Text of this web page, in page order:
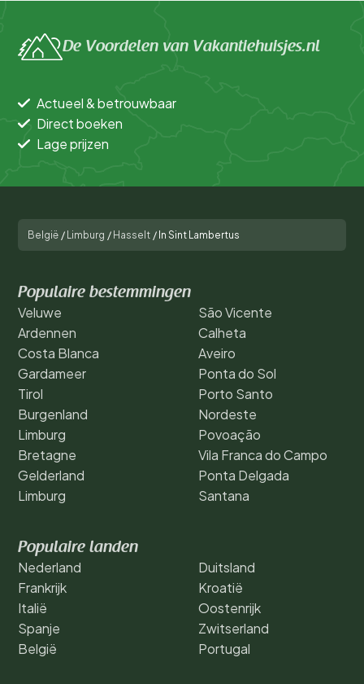
De Voordelen van Vakantiehuisjes.nl
Actueel & betrouwbaar
Direct boeken
Lage prijzen
België / Limburg / Hasselt / In Sint Lambertus
Populaire bestemmingen
Veluwe
Ardennen
Costa Blanca
Gardameer
Tirol
Burgenland
Limburg
Bretagne
Gelderland
Limburg
São Vicente
Calheta
Aveiro
Ponta do Sol
Porto Santo
Nordeste
Povoação
Vila Franca do Campo
Ponta Delgada
Santana
Populaire landen
Nederland
Frankrijk
Italië
Spanje
België
Duitsland
Kroatië
Oostenrijk
Zwitserland
Portugal